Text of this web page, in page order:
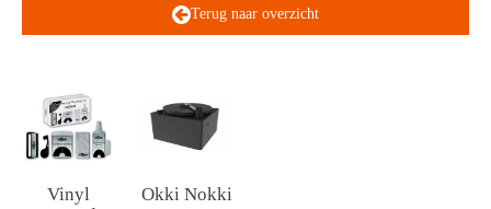
Terug naar overzicht
Vinyl
Okki Nokki